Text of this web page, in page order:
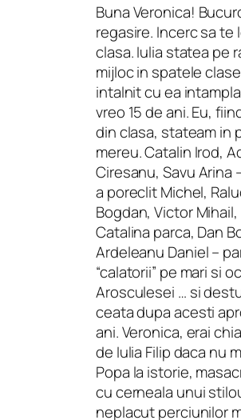
Buna Veronica!
regasire. Incerc sa te
clasa. Iulia statea pe
mijloc in spatele
intalnit cu ea
vreo 15 de ani. Eu,
din clasa, stateam in
mereu. Catalin Irod,
Ciresanu, Savu Arina
a poreclit Michel,
Bogdan, Victor
Catalina parca, Dan
Ardeleanu Daniel –
“calatorii” pe mari si
Arosculesei … si
ceata dupa acesti
ani. Veronica, erai
de Iulia Filip daca nu
Popa la istorie,
cu cerneala unui
neplacut perciunilor